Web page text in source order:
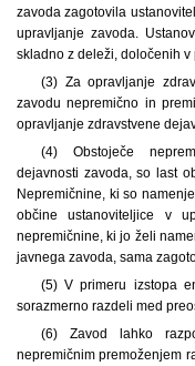
zavoda zagotovila
upravljanje zavoda.
skladno z deleži, določenih
(3) Za opravljanje
zavodu nepremično in
opravljanje zdravstvene
(4) Obstoječe
dejavnosti zavoda, so last
Nepremičnine, ki so
občine ustanoviteljice v
nepremičnine, ki jo želi
javnega zavoda, sama
(5) V primeru izstopa
sorazmerno razdeli med
(6) Zavod lahko
nepremičnim premoženjem